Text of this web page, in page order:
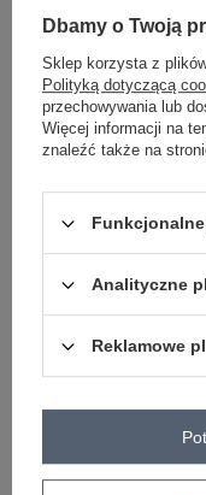
różowy
S/M
L/XL
Masz pytanie?
Dbamy o Twoją
Sklep korzysta z
Polityką dotyczącą
przechowywania lub
Więcej informacji na
znaleźć także na
Analityczne
Reklamowe